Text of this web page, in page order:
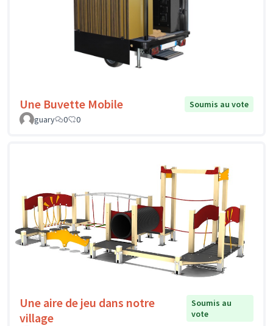
Une Buvette Mobile
Soumis au vote
guary
0 0
Une aire de jeu dans notre
village
Soumis au
vote